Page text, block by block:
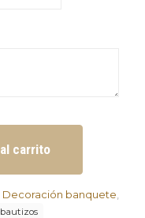
carrito
Decoración banquete
bautizos